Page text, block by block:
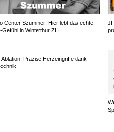
Center Szummer: Hier lebt das echte